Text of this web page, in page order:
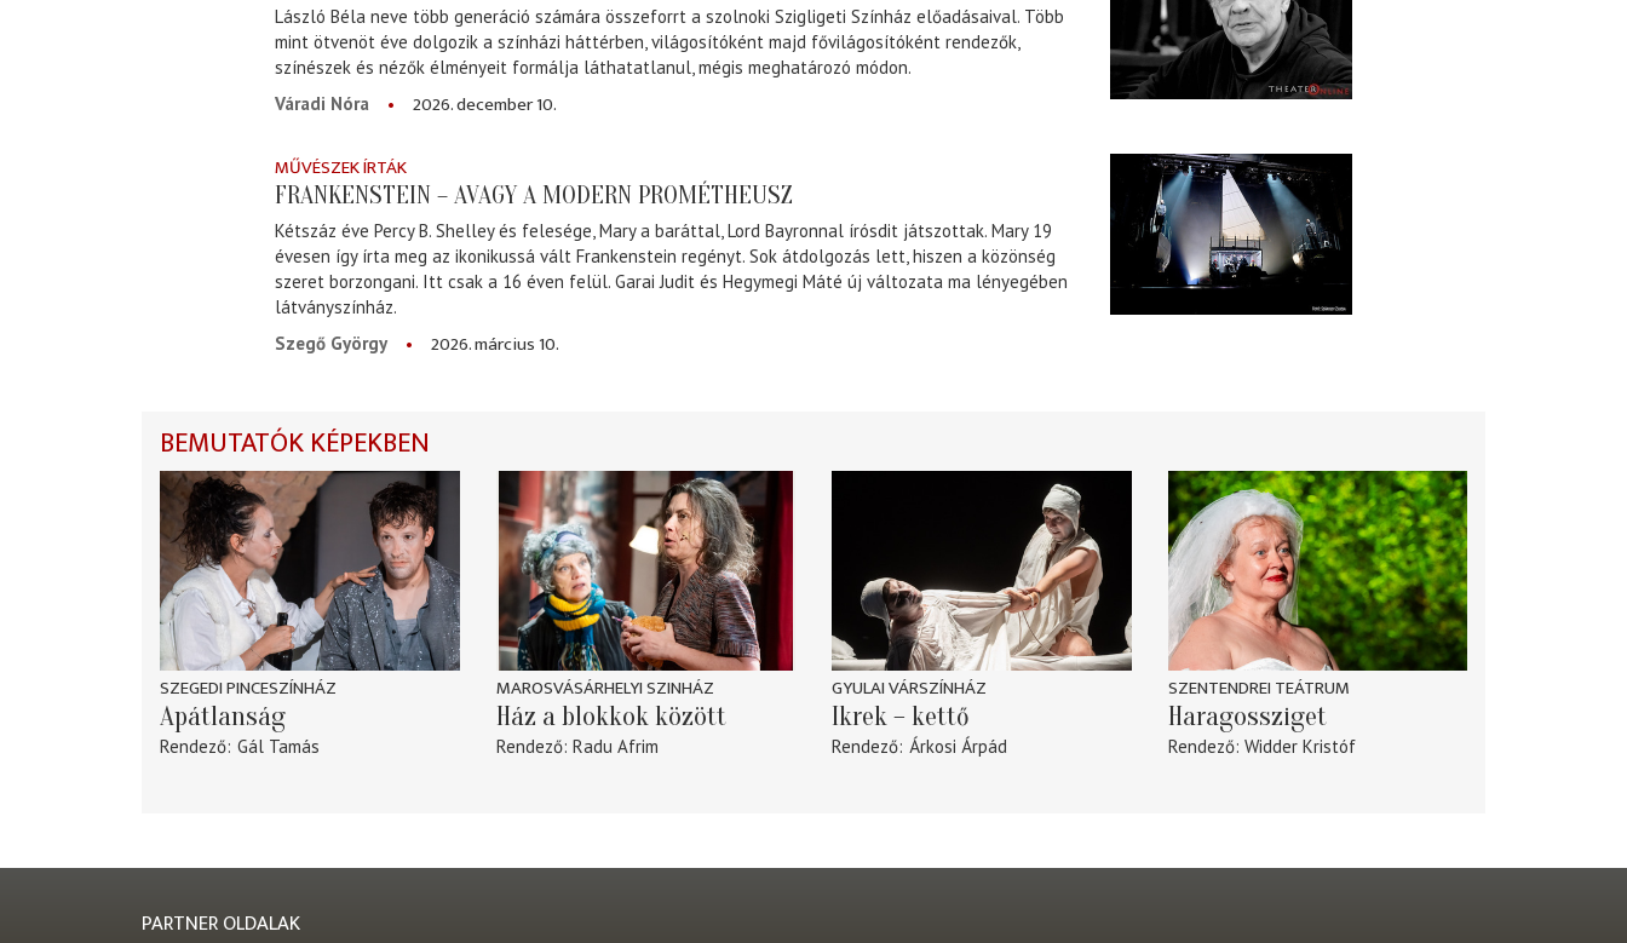
László Béla neve több generáció számára összeforrt a szolnoki Szigligeti Színház előadásaival. Több
mint ötvenöt éve dolgozik a színházi háttérben, világosítóként majd fővilágosítóként rendezők,
színészek és nézők élményeit formálja láthatatlanul, mégis meghatározó módon.
Váradi Nóra
2026. december 10.
MŰVÉSZEK ÍRTÁK
FRANKENSTEIN – AVAGY A MODERN PROMÉTHEUSZ
Kétszáz éve Percy B. Shelley és felesége, Mary a baráttal, Lord Bayronnal írósdit játszottak. Mary 19
évesen így írta meg az ikonikussá vált Frankenstein regényt. Sok átdolgozás lett, hiszen a közönség
szeret borzongani. Itt csak a 16 éven felül. Garai Judit és Hegymegi Máté új változata ma lényegében
látványszínház.
Szegő György
2026. március 10.
BEMUTATÓK KÉPEKBEN
SZEGEDI PINCESZÍNHÁZ
Apátlanság
Rendező Gál Tamás
MAROSVÁSÁRHELYI SZINHÁZ
Ház a blokkok között
Rendező Radu Afrim
GYULAI VÁRSZÍNHÁZ
Ikrek – kettő
Rendező Árkosi Árpád
SZENTENDREI TEÁTRUM
Haragossziget
Rendező Widder Kristóf
PARTNER OLDALAK